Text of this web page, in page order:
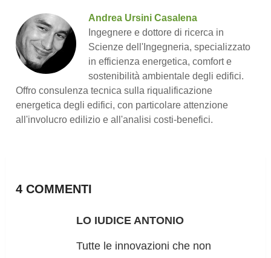
Andrea Ursini Casalena
Ingegnere e dottore di ricerca in
Scienze dell'Ingegneria, specializzato
in efficienza energetica, comfort e
sostenibilità ambientale degli edifici.
Offro consulenza tecnica sulla riqualificazione
energetica degli edifici, con particolare attenzione
all'involucro edilizio e all'analisi costi-benefici.
4 COMMENTI
LO IUDICE ANTONIO
Tutte le innovazioni che non